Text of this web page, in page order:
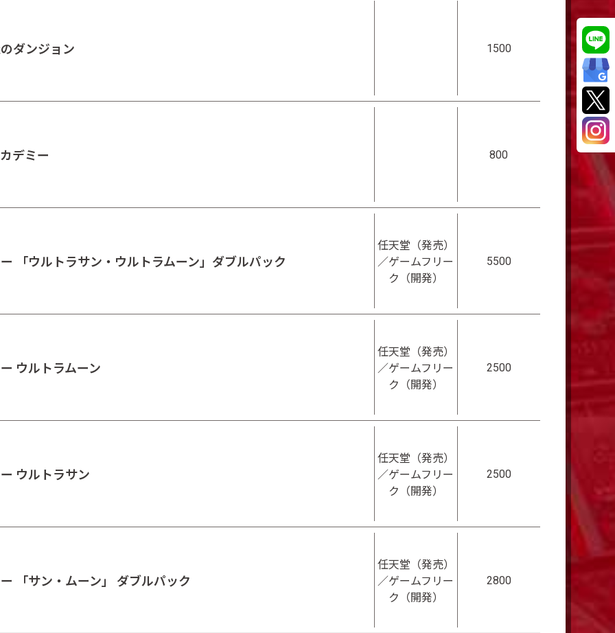
ダンジョン 1500
デミー 800
「ウルトラサン・ウルトラムーン」ダブルパック
任天堂（発売）
／ゲームフリー
ク（開発）
5500
ウルトラムーン
任天堂（発売）
／ゲームフリー
ク（開発）
2500
ウルトラサン
任天堂（発売）
／ゲームフリー
ク（開発）
2500
「サン・ムーン」 ダブルパック
任天堂（発売）
／ゲームフリー
ク（開発）
2800